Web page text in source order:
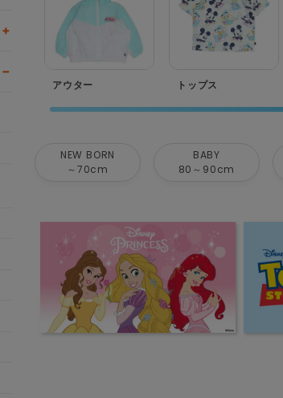
アウター トップス
NEW BORN
～70cm
BABY
80～90cm